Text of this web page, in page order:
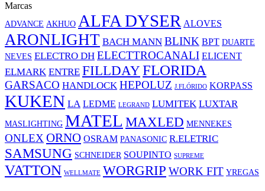
Marcas
ADVANCE AKHUO ALFA DYSER ALOVES
ARONLIGHT BACH MANN BLINK BPT DUARTE
NEVES ELECTRO DH ELECTTROCANALI ELICENT
ELMARK ENTRE FILLDAY FLORIDA
GARSACO HANDLOCK HEPOLUZ J.FLÓRIDO KORPASS
KUKEN LA LEDME LEGRAND LUMITEK LUXTAR
MASLIGHTING MATEL MAXLED MENNEKES
ONLEXORNO OSRAM PANASONIC R.ELETRIC
SAMSUNG SCHNEIDER SOUPINTO SUPREME
VATTON WELLMATE WORGRIP WORK FIT YREGAS